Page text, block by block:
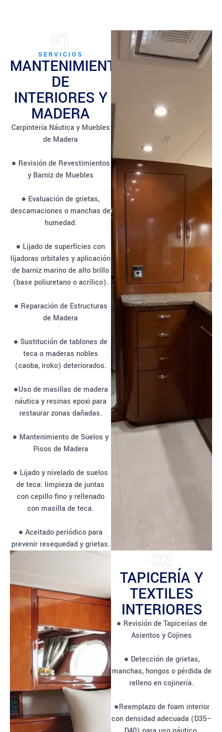
01
SERVICIOS
MANTENIMIENTO
DE
INTERIORES Y
MADERA
Carpintería Náutica y Muebles
de Madera
● Revisión de Revestimientos
y Barniz de Muebles
● Evaluación de grietas,
descamaciones o manchas de
humedad.
● Lijado de superficies con
lijadoras orbitales y aplicación
de barniz marino de alto brillo
(base poliuretano o acrílico).
● Reparación de Estructuras
de Madera
● Sustitución de tablones de
teca o maderas nobles
(caoba, iroko) deteriorados.
●Uso de masillas de madera
náutica y resinas epoxi para
restaurar zonas dañadas.
● Mantenimiento de Suelos y
Pisos de Madera
● Lijado y nivelado de suelos
de teca: limpieza de juntas
con cepillo fino y rellenado
con masilla de teca.
● Aceitado periódico para
prevenir resequedad y grietas.
02
TAPICERÍA Y
TEXTILES
INTERIORES
● Revisión de Tapicerías de
Asientos y Cojines
● Detección de grietas,
manchas, hongos o pérdida de
relleno en cojinería.
●Reemplazo de foam interior
con densidad adecuada (D35–